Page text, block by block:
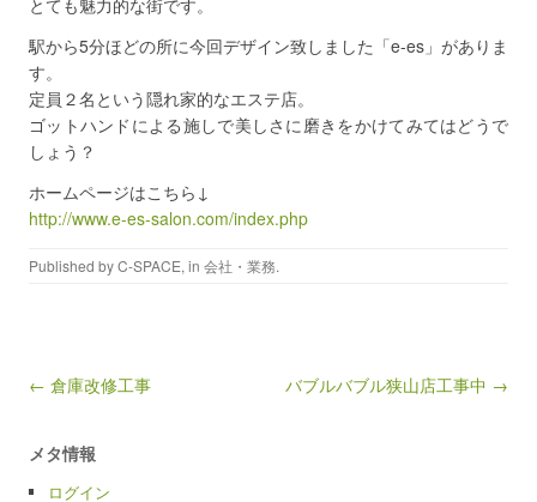
とても魅力的な街です。
駅から5分ほどの所に今回デザイン致しました「e-es」がありま
す。
定員２名という隠れ家的なエステ店。
ゴットハンドによる施しで美しさに磨きをかけてみてはどうで
しょう？
ホームページはこちら↓
http://www.e-es-salon.com/index.php
Published byC-SPACE, in 会社・業務.
Post navigation
← 倉庫改修工事 バブルバブル狭山店工事中 →
メタ情報
ログイン